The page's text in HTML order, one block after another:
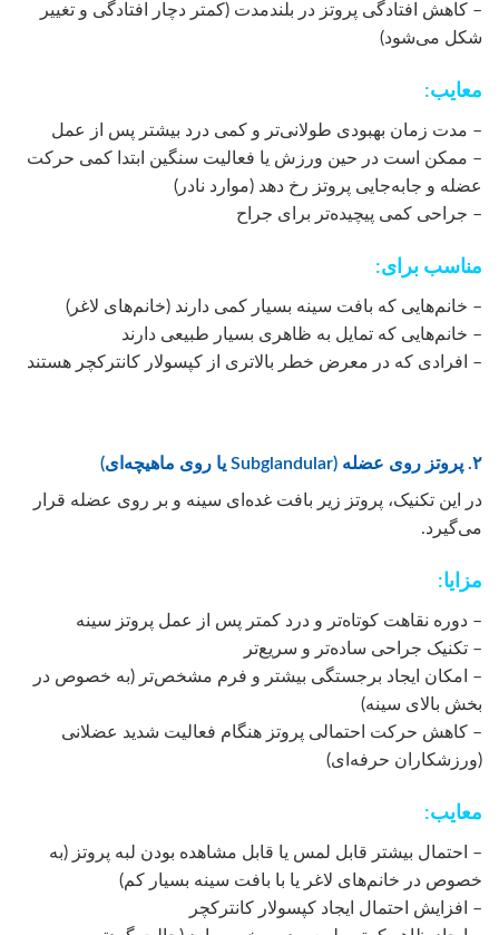
– کاهش افتادگی پروتز در بلند‌مدت (کمتر دچار افتادگی و تغییر
شکل می‌شود)
معایب:
– مدت زمان بهبودی طولانی‌تر و کمی درد بیشتر پس از عمل
– ممکن است در حین ورزش یا فعالیت سنگین ابتدا کمی حرکت
عضله و جابه‌جایی پروتز رخ دهد (موارد نادر)
– جراحی کمی پیچیده‌تر برای جراح
مناسب برای:
– خانم‌هایی که بافت سینه بسیار کمی دارند (خانم‌های لاغر)
– خانم‌هایی که تمایل به ظاهری بسیار طبیعی دارند
– افرادی که در معرض خطر بالاتری از کپسولار کانترکچر هستند
۲. پروتز روی عضله (Subglandular یا روی ماهیچه‌ای)
در این تکنیک، پروتز زیر بافت غده‌ای سینه و بر روی عضله قرار
می‌گیرد.
مزایا:
– دوره نقاهت کوتاه‌تر و درد کمتر پس از عمل پروتز سینه
– تکنیک جراحی ساده‌تر و سریع‌تر
– امکان ایجاد برجستگی بیشتر و فرم مشخص‌تر (به خصوص در
بخش بالای سینه)
– کاهش حرکت احتمالی پروتز هنگام فعالیت شدید عضلانی
(ورزشکاران حرفه‌ای)
معایب:
– احتمال بیشتر قابل لمس یا قابل مشاهده بودن لبه پروتز (به
خصوص در خانم‌های لاغر یا با بافت سینه بسیار کم)
– افزایش احتمال ایجاد کپسولار کانترکچر